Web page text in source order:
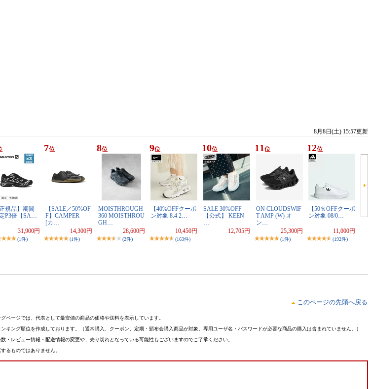
8月8日(土) 15:57更新
正規品】期間
P3倍【SA…
31,900円
(1件)
7位
【SALE／50%OF
F】CAMPER
[カ…
14,300円
(1件)
8位
MOISTHROUGH
360 MOISTHROU
GH…
28,600円
(2件)
9位
【40%OFFクーポ
ン対象 8.4 2…
10,450円
(163件)
10位
SALE 30%OFF
【公式】 KEEN
12,705円
11 位
ON CLOUDSWIF
T AMP (W) オ
ン…
25,300円
(1件)
12位
【50％OFFクーポ
ン対象 08/0…
11,000円
(192件)
このページの先頭へ戻る
ージでは、代表として最安値の商品の価格や送料を表示しています。
ング順位を作成しております。（通常購入、クーポン、定期・頒布会購入商品が対象。専用ユーザ名・パスワードが必要な商品の購入は含まれていません。）
レビュー情報・配送情報の変更や、売り切れとなっている可能性もございますのでご了承ください。
るものではありません。